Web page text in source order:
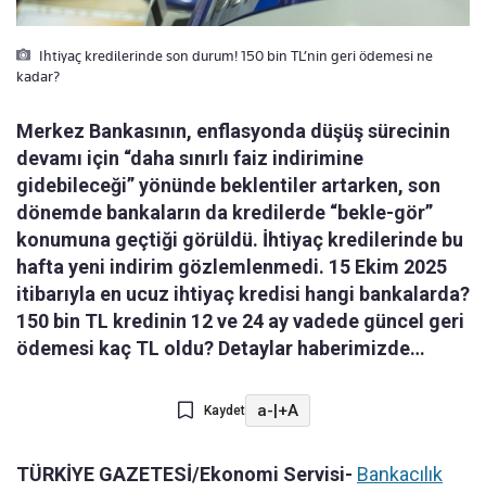
Ihtiyaç kredilerinde son durum! 150 bin TL’nin geri ödemesi ne
kadar?
Merkez Bankasının, enflasyonda düşüş sürecinin
devamı için “daha sınırlı faiz indirimine
gidebileceği” yönünde beklentiler artarken, son
dönemde bankaların da kredilerde “bekle-gör”
konumuna geçtiği görüldü. İhtiyaç kredilerinde bu
hafta yeni indirim gözlemlenmedi. 15 Ekim 2025
itibarıyla en ucuz ihtiyaç kredisi hangi bankalarda?
150 bin TL kredinin 12 ve 24 ay vadede güncel geri
ödemesi kaç TL oldu? Detaylar haberimizde…
Kaydet a-|+A
TÜRKİYE GAZETESİ/Ekonomi Servisi- Bankacılık